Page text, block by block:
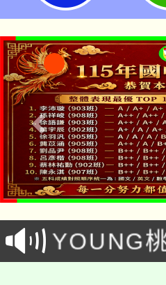
「本色祭
場熱烈登
8/21下午
徵才活動
YOUNG
局官網。
8月14至